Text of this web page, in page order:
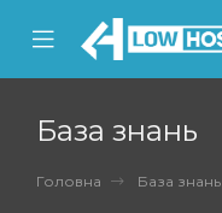
Mobile
Menu
База знань
Головна База знань